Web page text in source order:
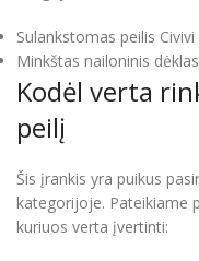
Sulankstomas peilis Civivi
Minkštas nailoninis
Kodėl verta
peilį
Šis įrankis yra puikus
kategorijoje. Pateikiame
kuriuos verta įvertinti: